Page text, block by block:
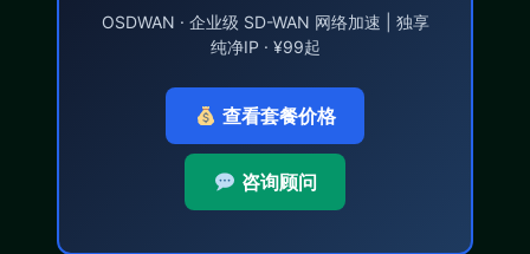
OSDWAN · 企业级 SD-WAN 网络加速 | 独享
纯净IP · ¥99起
查看套餐价格
咨询顾问